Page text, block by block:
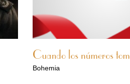
Cuando los números
Bohemia